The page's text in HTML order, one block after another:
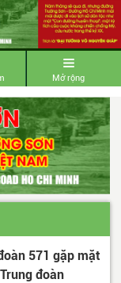
Mở rộng
571 gặp mặt
đoàn